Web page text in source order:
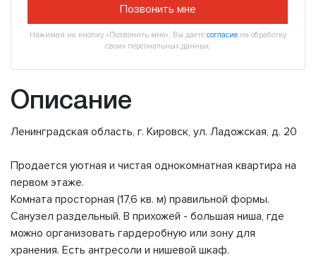
Позвонить мне
Нажимая на кнопку «Позвонить мне», Вы даете согласие на обработку
своих персональных данных.
Описание
Ленинградская область, г. Кировск, ул. Ладожская, д. 20
Продается уютная и чистая однокомнатная квартира на
первом этаже.
Комната просторная (17,6 кв. м) правильной формы.
Санузел раздельный. В прихожей - большая ниша, где
можно организовать гардеробную или зону для
хранения. Есть антресоли и нишевой шкаф.